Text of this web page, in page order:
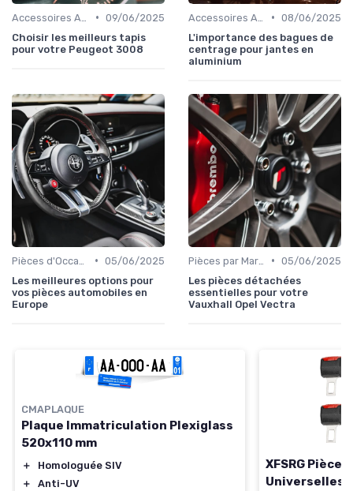
• 09/06/2025
Choisir les meilleurs tapis
pour votre Peugeot 3008
• 08/06/2025
L'importance des bagues de
centrage pour jantes en
aluminium
• 05/06/2025
Les meilleures options pour
vos pièces automobiles en
Europe
• 05/06/2025
Les pièces détachées
essentielles pour votre
Vauxhall Opel Vectra
CMAPLAQUE
Plaque Immatriculation Plexiglass
520x110 mm
＋
Homologuée SIV
＋
Anti-UV
XFSRG
Universelles